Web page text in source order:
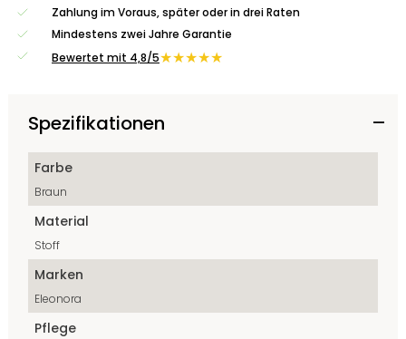
Zahlung im Voraus, später oder in drei Raten
Mindestens zwei Jahre Garantie
Bewertet mit 4,8/5★★★★★
Spezifikationen
Farbe
Braun
Material
Stoff
Marken
Eleonora
Pflege